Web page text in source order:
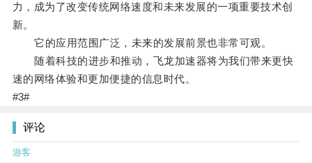
力，成为了改变传统网络速度和未来发展的一项重要技术创
新。
它的应用范围广泛，未来的发展前景也非常可观。
随着科技的进步和推动，飞龙加速器将为我们带来更快
速的网络体验和更加便捷的信息时代。
#3#
评论
游客